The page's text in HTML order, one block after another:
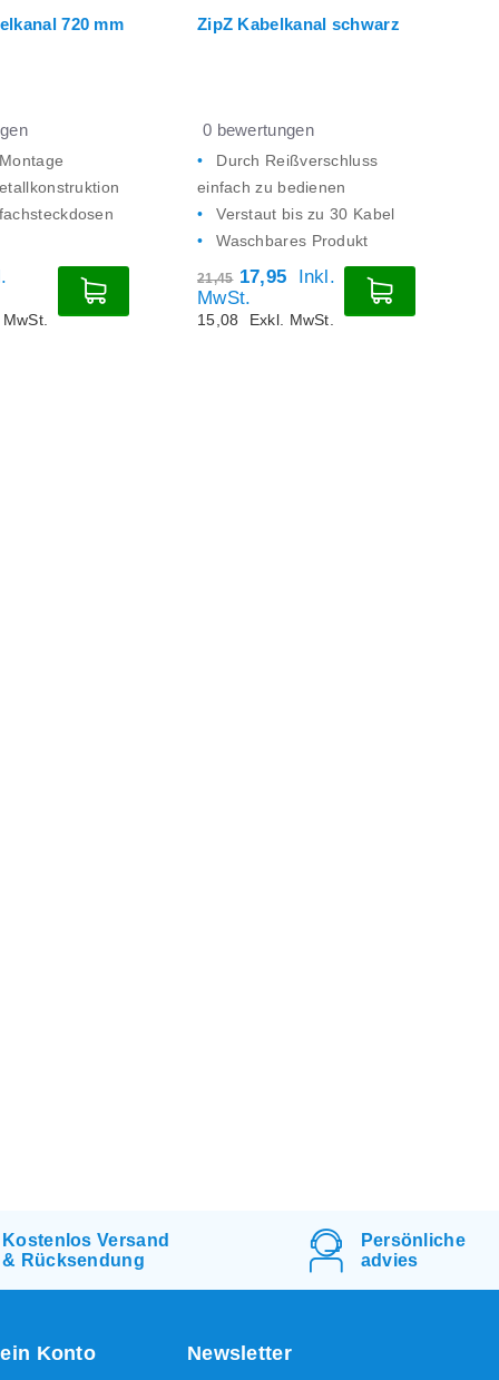
720 mm
MwSt.
ZipZ Kabelkanal schwarz
0 bewertungen
Durch Reißverschluss
einfach zu bedienen
Verstaut bis zu 30 Kabel
Waschbares Produkt
21,4517,95
Inkl.
MwSt.
15,08 Exkl. MwSt.
KostenlosVersand
& Rücksendung
Persönliche
advies
Konto Newsletter